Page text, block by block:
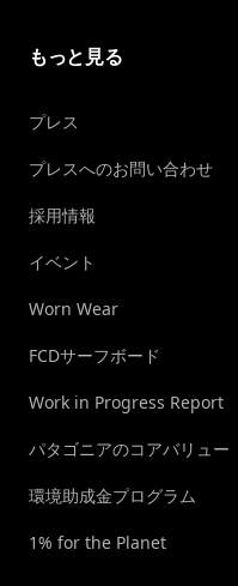
もっと見る
プレス
プレスへのお問い合わせ
採用情報
イベント
Worn Wear
FCDサーフボード
Work in Progress Report
パタゴニアのコアバリュー
環境助成金プログラム
1% for the Planet